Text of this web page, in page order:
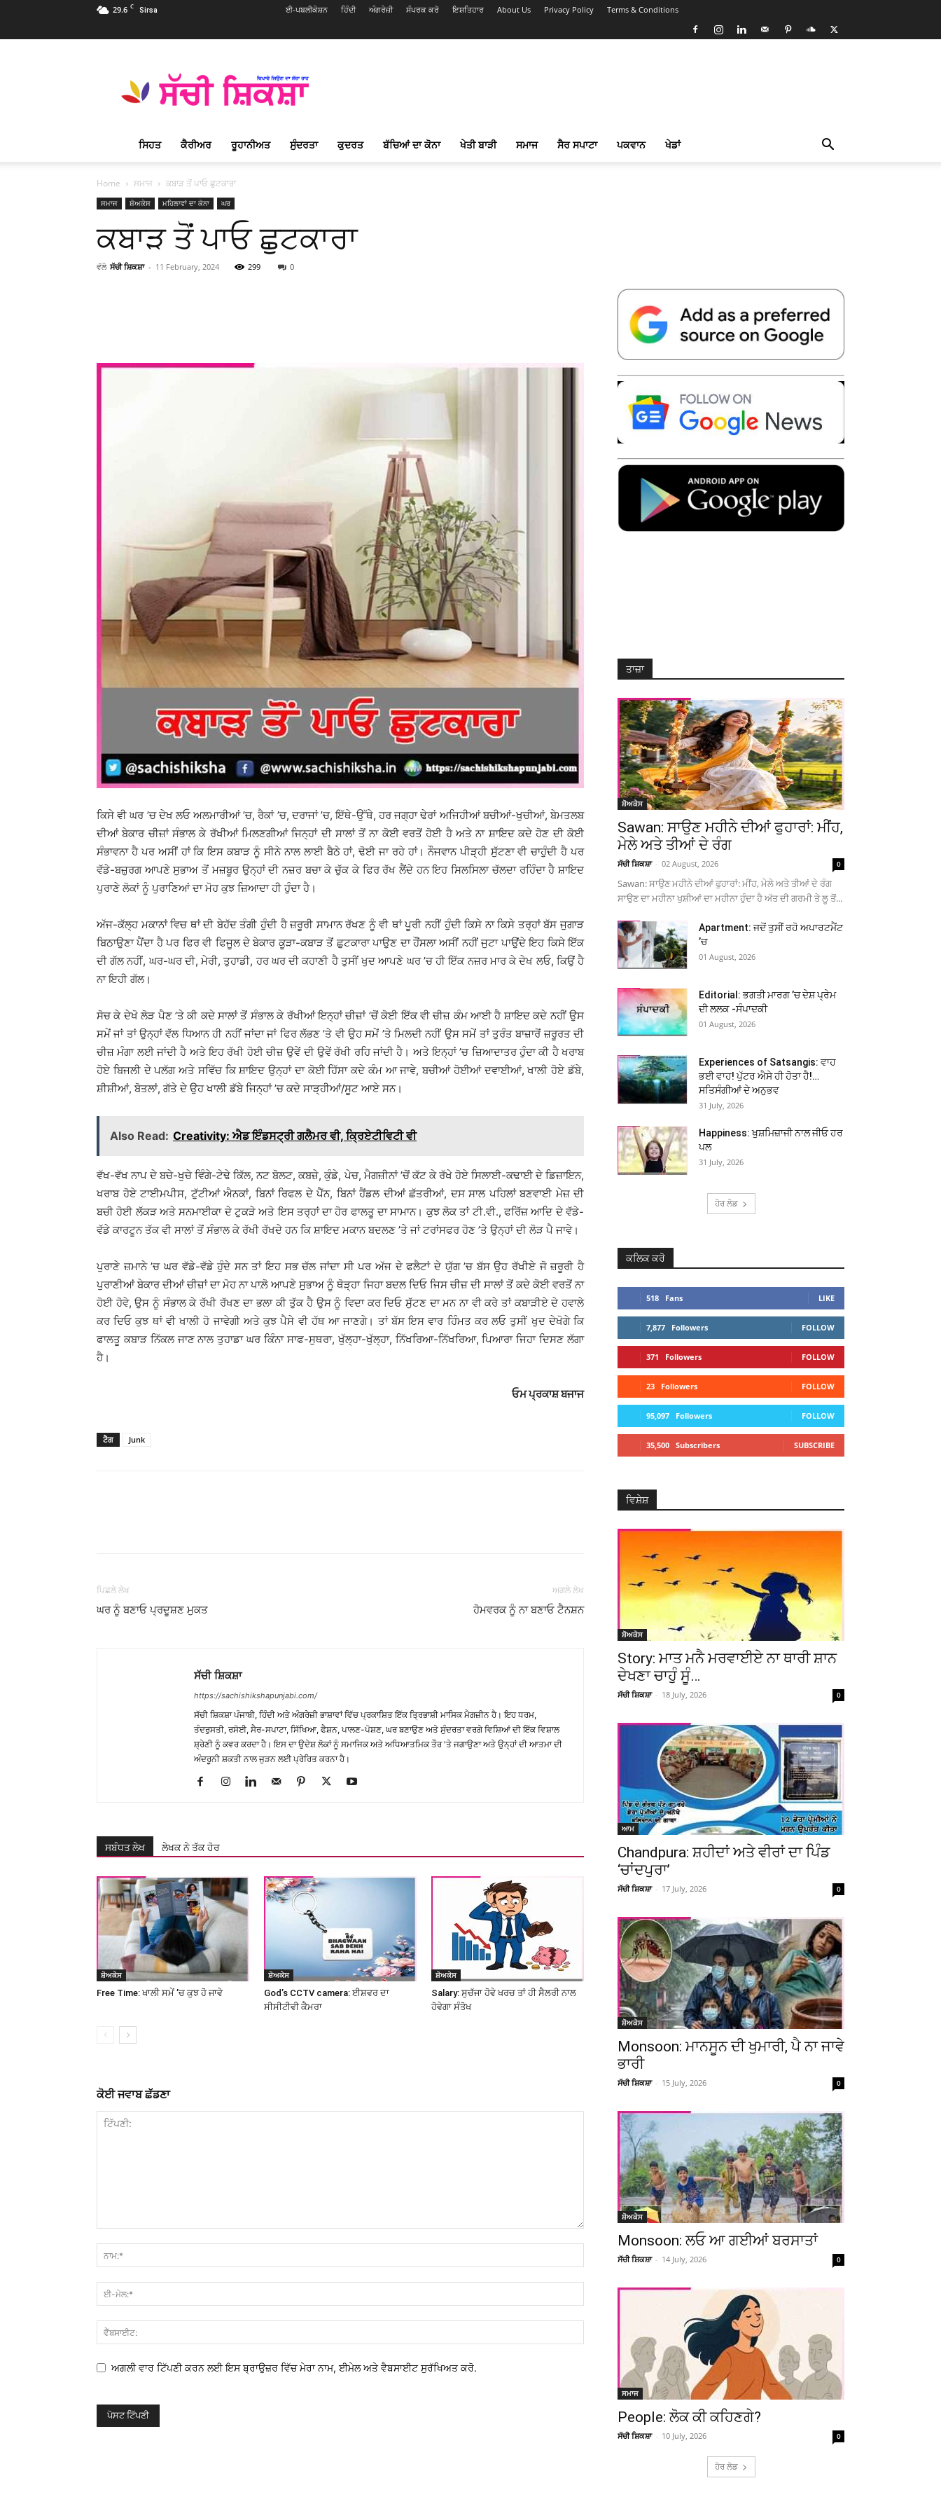
29.6 C Sirsa ਈ-ਪਬਲੀਕੇਸ਼ਨ ਹਿੰਦੀ ਅੰਗਰੇਜ਼ੀ ਸੰਪਰਕ ਕਰੋ ਇਸ਼ਤਿਹਾਰ About Us Privacy Policy Terms & Conditions
Shiksha
Punjabi
ਸ਼ਿਕਸ਼ਾ
ਪ੍ਰਸਿੱਧ
ਮੈਗਜ਼ੀਨ
ਸਿਹਤ ਕੈਰੀਅਰ ਰੂਹਾਨੀਅਤ ਸੁੰਦਰਤਾ ਕੁਦਰਤ ਬੱਚਿਆਂ ਦਾ ਕੋਨਾ ਖੇਤੀ ਬਾੜੀ ਸਮਾਜ ਸੈਰ ਸਪਾਟਾ ਪਕਵਾਨ ਖੇਡਾਂ
Home ਸਮਾਜ ਕਬਾੜ ਤੋਂ ਪਾਓ ਛੁਟਕਾਰਾ
ਸਮਾਜ ਸ਼ੋਅਕੇਸ ਮਹਿਲਾਵਾਂ ਦਾ ਕੋਨਾ ਘਰ
ਕਬਾੜ ਤੋਂ ਪਾਓ ਛੁਟਕਾਰਾ
ਵੱਲੋ ਸੱਚੀ ਸ਼ਿਕਸ਼ਾ - 11 February, 2024 299 0
Telegram Copy URL
ਕਿਸੇ ਵੀ ਘਰ ’ਚ ਦੇਖ ਲਓ ਅਲਮਾਰੀਆਂ ’ਚ, ਰੈਕਾਂ ’ਚ, ਦਰਾਜਾਂ ’ਚ, ਇੱਥੇ-ਉੱਥੇ, ਹਰ ਜਗ੍ਹਾ ਢੇਰਾਂ ਅਜਿਹੀਆਂ ਬਚੀਆਂ-ਖੁਚੀਆਂ, ਬੇਮਤਲਬ
ਦੀਆਂ ਬੇਕਾਰ ਚੀਜ਼ਾਂ ਸੰਭਾਲ ਕੇ ਰੱਖੀਆਂ ਮਿਲਣਗੀਆਂ ਜਿਨ੍ਹਾਂ ਦੀ ਸਾਲਾਂ ਤੋਂ ਨਾ ਕੋਈ ਵਰਤੋਂ ਹੋਈ ਹੈ ਅਤੇ ਨਾ ਸ਼ਾਇਦ ਕਦੇ ਹੋਣ ਦੀ ਕੋਈ
ਸੰਭਾਵਨਾ ਹੈ ਪਰ ਅਸੀਂ ਹਾਂ ਕਿ ਇਸ ਕਬਾੜ ਨੂੰ ਸੀਨੇ ਨਾਲ ਲਾਈ ਬੈਠੇ ਹਾਂ, ਢੋਈ ਜਾ ਰਹੇ ਹਾਂ। ਨੌਜਵਾਨ ਪੀੜ੍ਹੀ ਸੁੱਟਣਾ ਵੀ ਚਾਹੁੰਦੀ ਹੈ ਪਰ
ਵੱਡੇ-ਬਜ਼ੁਰਗ ਆਪਣੇ ਸੁਭਾਅ ਤੋਂ ਮਜ਼ਬੂਰ ਉਨ੍ਹਾਂ ਦੀ ਨਜ਼ਰ ਬਚਾ ਕੇ ਚੁੱਕ ਕੇ ਫਿਰ ਰੱਖ ਲੈਂਦੇ ਹਨ ਇਹ ਸਿਲਸਿਲਾ ਚੱਲਦਾ ਰਹਿੰਦਾ ਹੈ ਸ਼ਾਇਦ
ਪੁਰਾਣੇ ਲੋਕਾਂ ਨੂੰ ਪੁਰਾਣਿਆਂ ਦਾ ਮੋਹ ਕੁਝ ਜ਼ਿਆਦਾ ਹੀ ਹੁੰਦਾ ਹੈ।
ਅੱਜ-ਕੱਲ੍ਹ ਮਕਾਨਾਂ ਵਿਚ ਥਾਂ ਦੀ ਬੇਹੱਦ ਤੰਗੀ ਹੁੰਦੀ ਹੈ ਜ਼ਰੂਰੀ ਸਾਮਾਨ ਰੱਖਣ ਨੂੰ ਵੀ ਥਾਂ ਪੂਰੀ ਨਹੀਂ ਹੁੰਦੀ ਕਿਸੇ ਨਾ ਕਿਸੇ ਤਰ੍ਹਾਂ ਬੱਸ ਜੁਗਾੜ
ਬਿਠਾਉਣਾ ਪੈਂਦਾ ਹੈ ਪਰ ਫਿਰ ਵੀ ਫਿਜੂਲ ਦੇ ਬੇਕਾਰ ਕੂੜਾ-ਕਬਾੜ ਤੋਂ ਛੁਟਕਾਰਾ ਪਾਉਣ ਦਾ ਹੌਂਸਲਾ ਅਸੀਂ ਨਹੀਂ ਜੁਟਾ ਪਾਉਂਦੇ ਇਹ ਕਿਸੇ ਇੱਕ
ਦੀ ਗੱਲ ਨਹੀਂ, ਘਰ-ਘਰ ਦੀ, ਮੇਰੀ, ਤੁਹਾਡੀ, ਹਰ ਘਰ ਦੀ ਕਹਾਣੀ ਹੈ ਤੁਸੀਂ ਖੁਦ ਆਪਣੇ ਘਰ ’ਚ ਹੀ ਇੱਕ ਨਜ਼ਰ ਮਾਰ ਕੇ ਦੇਖ ਲਓ, ਕਿਉਂ ਹੈ
ਨਾ ਇਹੀ ਗੱਲ।
ਸੋਚ ਕੇ ਦੇਖੋ ਲੋੜ ਪੈਣ ’ਤੇ ਕੀ ਕਦੇ ਸਾਲਾਂ ਤੋਂ ਸੰਭਾਲ ਕੇ ਰੱਖੀਆਂ ਇਨ੍ਹਾਂ ਚੀਜ਼ਾਂ ’ਚੋਂ ਕੋਈ ਇੱਕ ਵੀ ਚੀਜ਼ ਕੰਮ ਆਈ ਹੈ ਸ਼ਾਇਦ ਕਦੇ ਨਹੀਂ ਉਸ
ਸਮੇਂ ਜਾਂ ਤਾਂ ਉਨ੍ਹਾਂ ਵੱਲ ਧਿਆਨ ਹੀ ਨਹੀਂ ਜਾਂਦਾ ਜਾਂ ਫਿਰ ਲੱਭਣ ’ਤੇ ਵੀ ਉਹ ਸਮੇਂ ’ਤੇ ਮਿਲਦੀ ਨਹੀਂ ਉਸ ਸਮੇਂ ਤਾਂ ਤੁਰੰਤ ਬਾਜ਼ਾਰੋਂ ਜ਼ਰੂਰਤ ਦੀ
ਚੀਜ਼ ਮੰਗਾ ਲਈ ਜਾਂਦੀ ਹੈ ਅਤੇ ਇਹ ਰੱਖੀ ਹੋਈ ਚੀਜ਼ ਉਵੇਂ ਦੀ ਉਵੇਂ ਰੱਖੀ ਰਹਿ ਜਾਂਦੀ ਹੈ। ਅਤੇ ਇਨ੍ਹਾਂ ’ਚ ਜ਼ਿਆਦਾਤਰ ਹੁੰਦਾ ਕੀ ਹੈ ਖਰਾਬ
ਹੋਏ ਬਿਜਲੀ ਦੇ ਪਲੱਗ ਅਤੇ ਸਵਿੱਚ ਕਿ ਸ਼ਾਇਦ ਉਨ੍ਹਾਂ ਦਾ ਕੋਈ ਹਿੱਸਾ ਕਦੇ ਕੰਮ ਆ ਜਾਵੇ, ਬਚੀਆਂ ਹੋਈਆਂ ਦਵਾਈਆਂ, ਖਾਲੀ ਹੋਏ ਡੱਬੇ,
ਸ਼ੀਸ਼ੀਆਂ, ਬੋਤਲਾਂ, ਗੱਤੇ ਦੇ ਉਹ ਖਾਲੀ ਡੱਬੇ ਜਿਨ੍ਹਾਂ ’ਚ ਕਦੇ ਸਾੜ੍ਹੀਆਂ/ਸੂਟ ਆਏ ਸਨ।
Also Read: Creativity: ਐਡ ਇੰਡਸਟ੍ਰੀ ਗਲੈਮਰ ਵੀ, ਕ੍ਰਿਏਟੀਵਿਟੀ ਵੀ
ਵੱਖ-ਵੱਖ ਨਾਪ ਦੇ ਬਚੇ-ਖੁਚੇ ਵਿੰਗੇ-ਟੇਢੇ ਕਿੱਲ, ਨਟ ਬੋਲਟ, ਕਬਜ਼ੇ, ਕੁੰਡੇ, ਪੇਚ, ਮੈਗਜ਼ੀਨਾਂ ’ਚੋਂ ਕੱਟ ਕੇ ਰੱਖੇ ਹੋਏ ਸਿਲਾਈ-ਕਢਾਈ ਦੇ ਡਿਜ਼ਾਇਨ,
ਖਰਾਬ ਹੋਏ ਟਾਈਮਪੀਸ, ਟੁੱਟੀਆਂ ਐਨਕਾਂ, ਬਿਨਾਂ ਰਿਫਲ ਦੇ ਪੈੱਨ, ਬਿਨਾਂ ਹੈਂਡਲ ਦੀਆਂ ਛੱਤਰੀਆਂ, ਦਸ ਸਾਲ ਪਹਿਲਾਂ ਬਣਵਾਈ ਮੇਜ਼ ਦੀ
ਬਚੀ ਹੋਈ ਲੱਕੜ ਅਤੇ ਸਨਮਾਈਕਾ ਦੇ ਟੁਕੜੇ ਅਤੇ ਇਸ ਤਰ੍ਹਾਂ ਦਾ ਹੋਰ ਫਾਲਤੂ ਦਾ ਸਾਮਾਨ। ਕੁਝ ਲੋਕ ਤਾਂ ਟੀ.ਵੀ., ਫਰਿੱਜ਼ ਆਦਿ ਦੇ ਵੱਡੇ-
ਵੱਡੇ ਕਾਰਟੂਨ ਤੱਕ ਵੀ ਸਾਲਾਂ ਤੋਂ ਸੰਭਾਲ ਕੇ ਰੱਖੀ ਰੱਖਦੇ ਹਨ ਕਿ ਸ਼ਾਇਦ ਮਕਾਨ ਬਦਲਣ ’ਤੇ ਜਾਂ ਟਰਾਂਸਫਰ ਹੋਣ ’ਤੇ ਉਨ੍ਹਾਂ ਦੀ ਲੋੜ ਪੈ ਜਾਵੇ।
ਪੁਰਾਣੇ ਜ਼ਮਾਨੇ ’ਚ ਘਰ ਵੱਡੇ-ਵੱਡੇ ਹੁੰਦੇ ਸਨ ਤਾਂ ਇਹ ਸਭ ਚੱਲ ਜਾਂਦਾ ਸੀ ਪਰ ਅੱਜ ਦੇ ਫਲੈਟਾਂ ਦੇ ਯੁੱਗ ’ਚ ਬੱਸ ਉਹ ਰੱਖੀਏ ਜੋ ਜ਼ਰੂਰੀ ਹੈ
ਪੁਰਾਣੀਆਂ ਬੇਕਾਰ ਦੀਆਂ ਚੀਜ਼ਾਂ ਦਾ ਮੋਹ ਨਾ ਪਾਲ਼ੋ ਆਪਣੇ ਸੁਭਾਅ ਨੂੰ ਥੋੜ੍ਹਾ ਜਿਹਾ ਬਦਲ ਦਿਓ ਜਿਸ ਚੀਜ਼ ਦੀ ਸਾਲਾਂ ਤੋਂ ਕਦੇ ਕੋਈ ਵਰਤੋਂ ਨਾ
ਹੋਈ ਹੋਵੇ, ਉਸ ਨੂੰ ਸੰਭਾਲ ਕੇ ਰੱਖੀ ਰੱਖਣ ਦਾ ਭਲਾ ਕੀ ਤੁੱਕ ਹੈ ਉਸ ਨੂੰ ਵਿਦਾ ਕਰ ਦਿਓ ਸੁੱਟਣ ਦਾ ਮਨ ਨਾ ਵੀ ਕਰੇ ਤਾਂ ਕਬਾੜੀਏ ਦੇ ਹਵਾਲੇ
ਕਰ ਦਿਓ ਕੁਝ ਥਾਂ ਵੀ ਖਾਲੀ ਹੋ ਜਾਵੇਗੀ ਅਤੇ ਕੁਝ ਪੈਸੇ ਵੀ ਹੱਥ ਆ ਜਾਣਗੇ। ਤਾਂ ਬੱਸ ਇਸ ਵਾਰ ਹਿੰਮਤ ਕਰ ਲਓ ਤੁਸੀਂ ਖੁਦ ਦੇਖੋਗੇ ਕਿ
ਫਾਲਤੂ ਕਬਾੜ ਨਿੱਕਲ ਜਾਣ ਨਾਲ ਤੁਹਾਡਾ ਘਰ ਕਿੰਨਾ ਸਾਫ-ਸੁਥਰਾ, ਖੁੱਲ੍ਹਾ-ਖੁੱਲ੍ਹਾ, ਨਿੱਖਰਿਆ-ਨਿੱਖਰਿਆ, ਪਿਆਰਾ ਜਿਹਾ ਦਿਸਣ ਲੱਗਾ
ਹੈ।
ਓਮ ਪ੍ਰਕਾਸ਼ ਬਜਾਜ
ਟੈਗ Junk
ਪਿਛਲੇ ਲੇਖ
ਘਰ ਨੂੰ ਬਣਾਓ ਪ੍ਰਦੂਸ਼ਣ ਮੁਕਤ
ਅਗਲੇ ਲੇਖ
ਹੋਮਵਰਕ ਨੂੰ ਨਾ ਬਣਾਓ ਟੈਨਸ਼ਨ
ਸੱਚੀ ਸ਼ਿਕਸ਼ਾ
https://sachishikshapunjabi.com/
ਸੱਚੀ ਸ਼ਿਕਸ਼ਾ ਪੰਜਾਬੀ, ਹਿੰਦੀ ਅਤੇ ਅੰਗਰੇਜ਼ੀ ਭਾਸ਼ਾਵਾਂ ਵਿੱਚ ਪ੍ਰਕਾਸ਼ਿਤ ਇੱਕ ਤ੍ਰਿਭਾਸ਼ੀ ਮਾਸਿਕ ਮੈਗਜ਼ੀਨ ਹੈ। ਇਹ ਧਰਮ,
ਤੰਦਰੁਸਤੀ, ਰਸੋਈ, ਸੈਰ-ਸਪਾਟਾ, ਸਿੱਖਿਆ, ਫੈਸ਼ਨ, ਪਾਲਣ-ਪੋਸ਼ਣ, ਘਰ ਬਣਾਉਣ ਅਤੇ ਸੁੰਦਰਤਾ ਵਰਗੇ ਵਿਸ਼ਿਆਂ ਦੀ ਇੱਕ ਵਿਸ਼ਾਲ
ਸ਼੍ਰੇਣੀ ਨੂੰ ਕਵਰ ਕਰਦਾ ਹੈ। ਇਸ ਦਾ ਉਦੇਸ਼ ਲੋਕਾਂ ਨੂੰ ਸਮਾਜਿਕ ਅਤੇ ਅਧਿਆਤਮਿਕ ਤੌਰ 'ਤੇ ਜਗਾਉਣਾ ਅਤੇ ਉਨ੍ਹਾਂ ਦੀ ਆਤਮਾ ਦੀ
ਅੰਦਰੂਨੀ ਸ਼ਕਤੀ ਨਾਲ ਜੁੜਨ ਲਈ ਪ੍ਰੇਰਿਤ ਕਰਨਾ ਹੈ।
ਸਬੰਧਤ ਲੇਖ ਲੇਖਕ ਨੇ ਤੱਕ ਹੋਰ
ਸ਼ੋਅਕੇਸ
Free Time: ਖਾਲੀ ਸਮੇਂ ’ਚ ਕੁਝ ਹੋ ਜਾਵੇ
ਸ਼ੋਅਕੇਸ
God’s CCTV camera: ਈਸ਼ਵਰ ਦਾ
ਸੀਸੀਟੀਵੀ ਕੈਮਰਾ
ਸ਼ੋਅਕੇਸ
Salary: ਸੁਚੱਜਾ ਹੋਵੇ ਖਰਚ ਤਾਂ ਹੀ ਸੈਲਰੀ ਨਾਲ
ਹੋਵੇਗਾ ਸੰਤੋਖ
ਕੋਈ ਜਵਾਬ ਛੱਡਣਾ
ਅਗਲੀ ਵਾਰ ਟਿੱਪਣੀ ਕਰਨ ਲਈ ਇਸ ਬ੍ਰਾਉਜ਼ਰ ਵਿੱਚ ਮੇਰਾ ਨਾਮ, ਈਮੇਲ ਅਤੇ ਵੈਬਸਾਈਟ ਸੁਰੱਖਿਅਤ ਕਰੋ.
ਤਾਜ਼ਾ
ਸ਼ੋਅਕੇਸ
Sawan: ਸਾਉਣ ਮਹੀਨੇ ਦੀਆਂ ਫੁਹਾਰਾਂ: ਮੀਂਹ,
ਮੇਲੇ ਅਤੇ ਤੀਆਂ ਦੇ ਰੰਗ
ਸੱਚੀ ਸ਼ਿਕਸ਼ਾ - 02 August, 2026 0
Sawan: ਸਾਉਣ ਮਹੀਨੇ ਦੀਆਂ ਫੁਹਾਰਾਂ: ਮੀਂਹ, ਮੇਲੇ ਅਤੇ ਤੀਆਂ ਦੇ ਰੰਗ
ਸਾਉਣ ਦਾ ਮਹੀਨਾ ਖੁਸ਼ੀਆਂ ਦਾ ਮਹੀਨਾ ਹੁੰਦਾ ਹੈ ਅੱਤ ਦੀ ਗਰਮੀ ਤੇ ਲੂ ਤੋਂ...
Apartment: ਜਦੋਂ ਤੁਸੀਂ ਰਹੋ ਅਪਾਰਟਮੈਂਟ
’ਚ
01 August, 2026
Editorial: ਭਗਤੀ ਮਾਰਗ ’ਚ ਦੇਸ਼ ਪ੍ਰੇਮ
ਦੀ ਲਲਕ -ਸੰਪਾਦਕੀ
01 August, 2026
Experiences of Satsangis: ਵਾਹ
ਭਈ ਵਾਹ! ਪੁੱਟਰ ਐਸੇ ਹੀ ਹੋਤਾ ਹੈ!…
ਸਤਿਸੰਗੀਆਂ ਦੇ ਅਨੁਭਵ
31 July, 2026
Happiness: ਖੁਸ਼ਮਿਜ਼ਾਜੀ ਨਾਲ ਜੀਓ ਹਰ
ਪਲ
31 July, 2026
ਹੋਰ ਲੋਡ
ਕਲਿਕ ਕਰੋ
518 Fans LIKE
7,877 Followers FOLLOW
371 Followers FOLLOW
23 Followers FOLLOW
95,097 Followers FOLLOW
35,500 Subscribers SUBSCRIBE
ਵਿਸ਼ੇਸ਼
ਸ਼ੋਅਕੇਸ
Story: ਮਾਤ ਮਨੈ ਮਰਵਾਈਏ ਨਾ ਥਾਰੀ ਸ਼ਾਨ
ਦੇਖਣਾ ਚਾਹੁੰ ਸੂੰ…
ਸੱਚੀ ਸ਼ਿਕਸ਼ਾ - 18 July, 2026 0
ਆਮ
Chandpura: ਸ਼ਹੀਦਾਂ ਅਤੇ ਵੀਰਾਂ ਦਾ ਪਿੰਡ
‘ਚਾਂਦਪੁਰਾ’
ਸੱਚੀ ਸ਼ਿਕਸ਼ਾ - 17 July, 2026 0
ਸ਼ੋਅਕੇਸ
Monsoon: ਮਾਨਸੂਨ ਦੀ ਖੁਮਾਰੀ, ਪੈ ਨਾ ਜਾਵੇ
ਭਾਰੀ
ਸੱਚੀ ਸ਼ਿਕਸ਼ਾ - 15 July, 2026 0
ਸ਼ੋਅਕੇਸ
Monsoon: ਲਓ ਆ ਗਈਆਂ ਬਰਸਾਤਾਂ
ਸੱਚੀ ਸ਼ਿਕਸ਼ਾ - 14 July, 2026 0
ਸਮਾਜ
People: ਲੋਕ ਕੀ ਕਹਿਣਗੇ?
ਸੱਚੀ ਸ਼ਿਕਸ਼ਾ - 10 July, 2026 0
ਹੋਰ ਲੋਡ